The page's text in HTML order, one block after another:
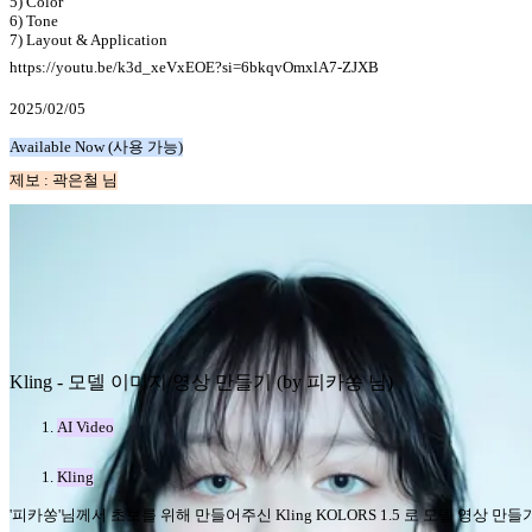
6) Tone
7) Layout & Application
https://youtu.be/k3d_xeVxEOE?si=6bkqvOmxlA7-ZJXB
2025/02/05
Available Now (사용 가능)
제보 : 곽은철 님
Kling - 모델 이미지/영상 만들기 (by 피카쏭 님)
AI Video
Kling
'피카쏭'님께서 초보를 위해 만들어주신 Kling KOLORS 1.5 로 모델 영상 만들